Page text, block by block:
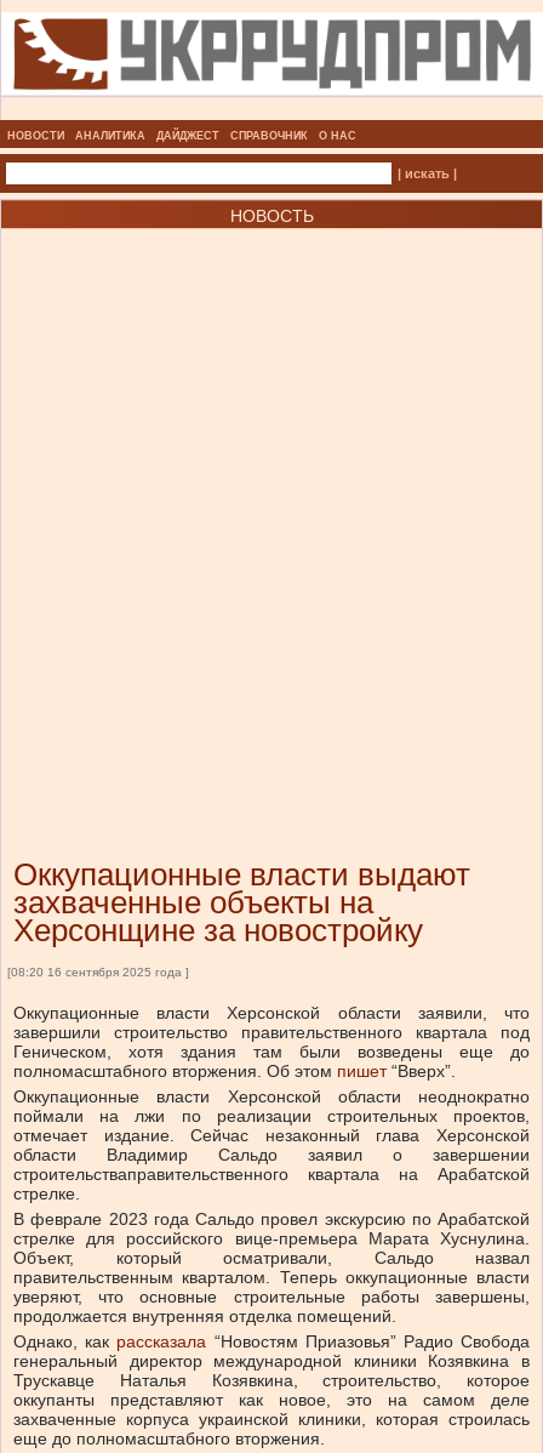
НОВОСТИ АНАЛИТИКА ДАЙДЖЕСТ СПРАВОЧНИК О НАС
| искать |
НОВОСТЬ
Оккупационные власти выдают
захваченные объекты на
Херсонщине за новостройку
[08:20 16 сентября 2025 года ]
Оккупационные власти Херсонской области заявили, что
завершили строительство правительственного квартала под
Геническом, хотя здания там были возведены еще до
полномасштабного вторжения. Об этом пишет “Вверх”.
Оккупационные власти Херсонской области неоднократно
поймали на лжи по реализации строительных проектов,
отмечает издание.
Сейчас незаконный глава Херсонской
области Владимир Сальдо заявил о завершении
строительстваправительственного квартала на Арабатской
стрелке.
В феврале 2023 года Сальдо провел экскурсию по Арабатской
стрелке для российского вице-премьера Марата Хуснулина.
Объект, который осматривали, Сальдо назвал
правительственным кварталом. Теперь оккупационные власти
уверяют, что основные строительные работы завершены,
продолжается внутренняя отделка помещений.
Однако, как рассказала “Новостям Приазовья” Радио Свобода
генеральный директор международной клиники Козявкина в
Трускавце Наталья Козявкина, строительство, которое
оккупанты представляют как новое, это на самом деле
захваченные корпуса украинской клиники, которая строилась
еще до полномасштабного вторжения.